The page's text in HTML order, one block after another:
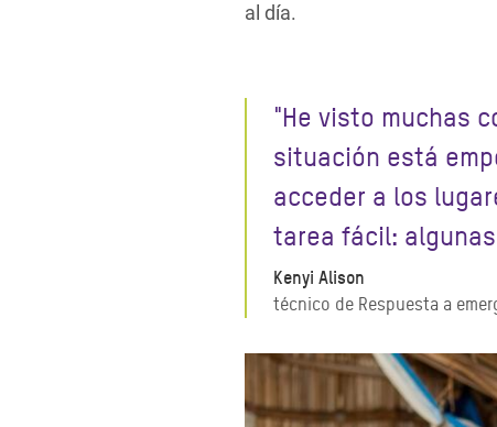
al día.
"He visto muchas
situación está
acceder a los
tarea fácil:
Kenyi Alison
técnico de Respuesta a